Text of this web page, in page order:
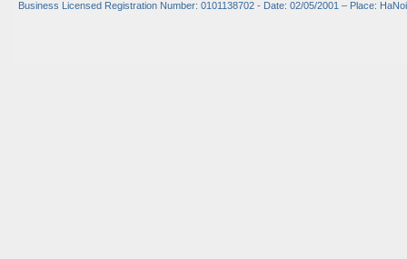
Business Licensed Registration Number: 0101138702 - Date: 02/05/2001 – Place: